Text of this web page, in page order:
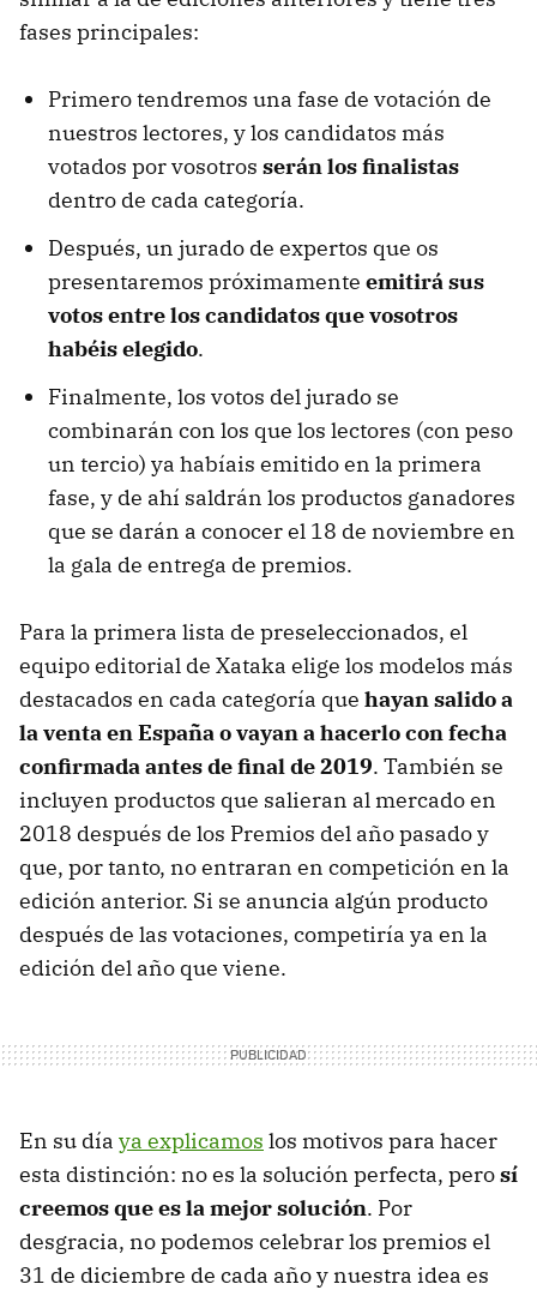
fases principales:
Primero tendremos una fase de votación de
nuestros lectores, y los candidatos más
votados por vosotros serán los finalistas
dentro de cada categoría.
Después, un jurado de expertos que os
presentaremos próximamente emitirá sus
votos entre los candidatos que vosotros
habéis elegido.
Finalmente, los votos del jurado se
combinarán con los que los lectores (con peso
un tercio) ya habíais emitido en la primera
fase, y de ahí saldrán los productos ganadores
que se darán a conocer el 18 de noviembre en
la gala de entrega de premios.
Para la primera lista de preseleccionados, el
equipo editorial de Xataka elige los modelos más
destacados en cada categoría que hayan salido a
la venta en España o vayan a hacerlo con fecha
confirmada antes de final de 2019. También se
incluyen productos que salieran al mercado en
2018 después de los Premios del año pasado y
que, por tanto, no entraran en competición en la
edición anterior. Si se anuncia algún producto
después de las votaciones, competiría ya en la
edición del año que viene.
En su día ya explicamos los motivos para hacer
esta distinción: no es la solución perfecta, perosí
creemos que es la mejor solución. Por
desgracia, no podemos celebrar los premios el
31 de diciembre de cada año y nuestra idea es